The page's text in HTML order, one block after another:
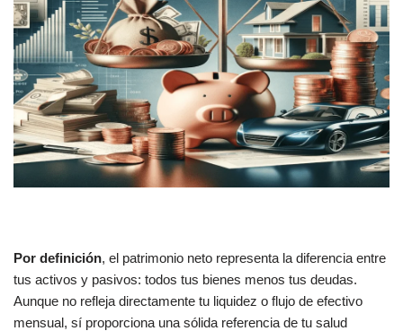
Por definición, el patrimonio neto representa la diferencia entre
tus activos y pasivos: todos tus bienes menos tus deudas.
Aunque no refleja directamente tu liquidez o flujo de efectivo
mensual, sí proporciona una sólida referencia de tu salud